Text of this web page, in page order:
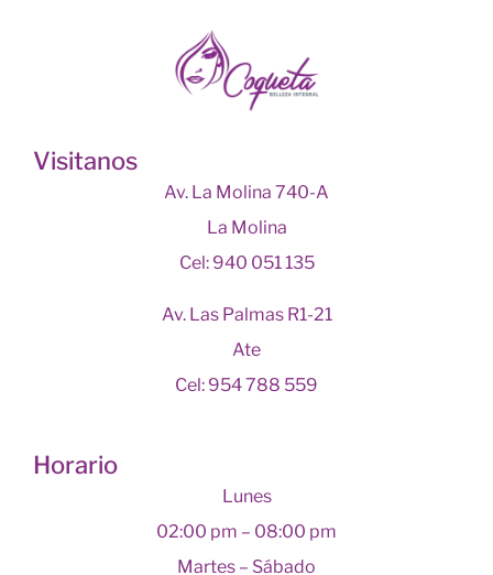
Visitanos
Av. La Molina 740-A
La Molina
Cel: 940 051 135
Av. Las Palmas R1-21
Ate
Cel: 954 788 559
Horario
Lunes
02:00 pm – 08:00 pm
Martes – Sábado